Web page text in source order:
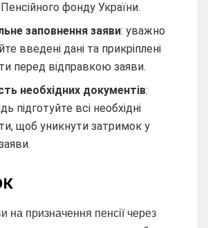
Пенсійного фонду України.
заповнення заяви: уважно
введені дані та прикріплені
перед відправкою заяви.
необхідних документів:
підготуйте всі необхідні
щоб уникнути затримок у
на призначення пенсії через